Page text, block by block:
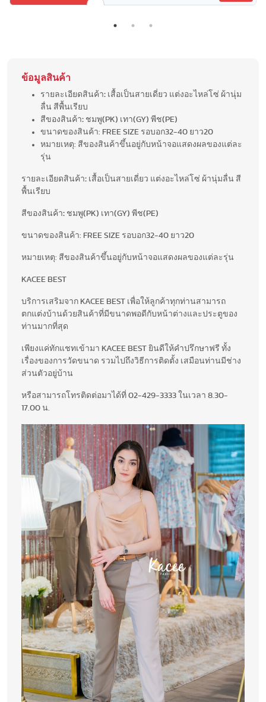
ข้อมูลสินค้า
รายละเอียดสินค้า: เสื้อเป็นสายเดี่ยว แต่งอะไหล่โซ่ ผ้านุ่ม
ลื่น สีพื้นเรียบ
สีของสินค้า: ชมพู(PK) เทา(GY) พีช(PE)
ขนาดของสินค้า: FREE SIZE รอบอก32-40 ยาว20
หมายเหตุ: สีของสินค้าขึ้นอยู่กับหน้าจอแสดงผลของแต่ละ
รุ่น
รายละเอียดสินค้า: เสื้อเป็นสายเดี่ยว แต่งอะไหล่โซ่ ผ้านุ่มลื่น สี
พื้นเรียบ
สีของสินค้า: ชมพู(PK) เทา(GY) พีช(PE)
ขนาดของสินค้า: FREE SIZE รอบอก32-40 ยาว20
หมายเหตุ: สีของสินค้าขึ้นอยู่กับหน้าจอแสดงผลของแต่ละรุ่น
KACEE BEST
บริการเสริมจาก KACEE BEST เพื่อให้ลูกค้าทุกท่านสามารถ
ตกแต่งบ้านด้วยสินค้าที่มีขนาดพอดีกับหน้าต่างและประตูของ
ท่านมากที่สุด
เพียงแค่ทักแชทเข้ามา KACEE BEST ยินดีให้คำปรึกษาฟรี ทั้ง
เรื่องของการวัดขนาด รวมไปถึงวิธีการติดตั้ง เสมือนท่านมีช่าง
ส่วนตัวอยู่บ้าน
หรือสามารถโทรติดต่อมาได้ที่ 02-429-3333 ในเวลา 8.30-
17.00 น.